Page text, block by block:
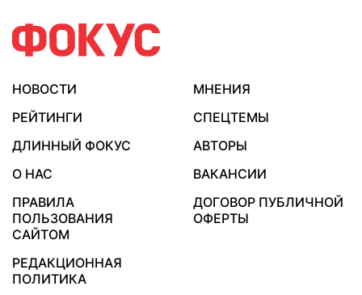
НОВОСТИ
МНЕНИЯ
РЕЙТИНГИ
СПЕЦТЕМЫ
ДЛИННЫЙ ФОКУС
АВТОРЫ
О НАС
ВАКАНСИИ
ПРАВИЛА
ПОЛЬЗОВАНИЯ
САЙТОМ
ДОГОВОР ПУБЛИЧНОЙ
ОФЕРТЫ
РЕДАКЦИОННАЯ
ПОЛИТИКА